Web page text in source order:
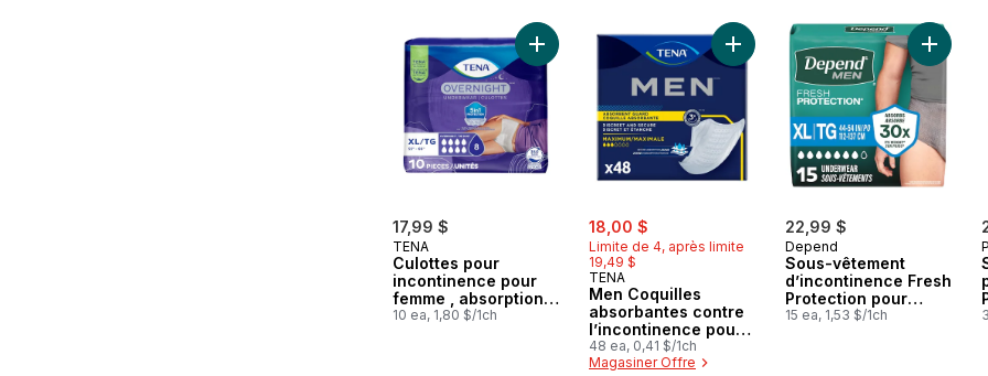
légère, longueur
régulière, 44 unités
17,99 $
TENA
Culottes pour
incontinence pour
femme , absorption
de nuit, Grand , 10
10 ea, 1,80 $/1ch
Ajouter Culottes pour incontinence pour femme , absorption
sale:
18,00 $
Limite de 4, après limite
19,49 $
TENA
Men Coquilles
absorbantes contre
l’incontinence pour
hommes, absorption
de nuit, 48 unites
48 ea, 0,41 $/1ch
Magasiner Offre
Ajouter Men Coquilles
22,99 $
Depend
Sous-vêtement
d’incontinence Fresh
Protection pour
hommes adultes,
15 ea, 1,53 $/1ch
Ajouter